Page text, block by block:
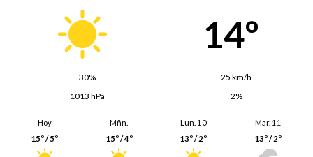
14º
30%
25 km/h
1013 hPa
2%
Hoy
15º / 5º
Mñn.
15º / 4º
Lun. 10
13º / 2º
Mar. 11
13º / 2º